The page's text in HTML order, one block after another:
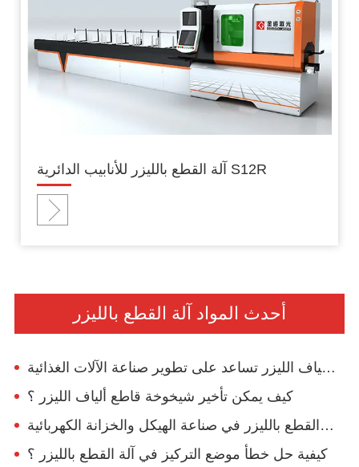
آلة القطع بالليزر للأنابيب الدائرية S12R
أحدث المواد آلة القطع بالليزر
آلة قطع ألياف الليزر تساعد على تطوير صناعة الآلات الغذائية
كيف يمكن تأخير شيخوخة قاطع ألياف الليزر ؟
أهمية تطبيق آلة القطع بالليزر في صناعة الهيكل والخزانة الكهربائية
كيفية حل خطأ موضع التركيز في آلة القطع بالليزر ؟